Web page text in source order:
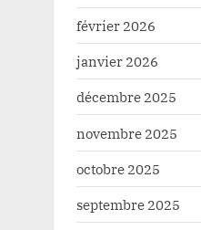
février 2026
janvier 2026
décembre 2025
novembre 2025
octobre 2025
septembre 2025